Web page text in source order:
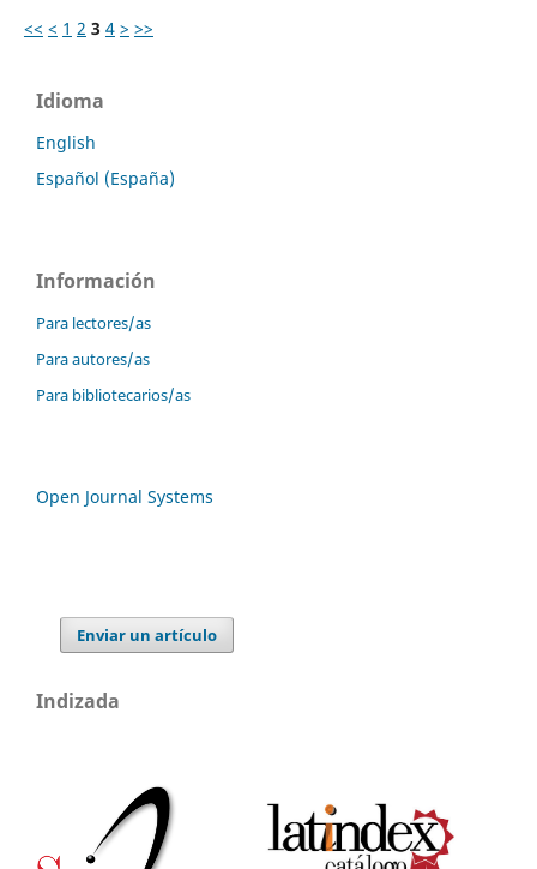
<< < 1 2 3 4 > >>
Idioma
English
Español (España)
Información
Para lectores/as
Para autores/as
Para bibliotecarios/as
Open Journal Systems
Enviar un artículo
Indizada